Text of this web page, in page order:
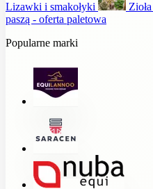
Lizawki i smakołyki
paszą - oferta paletowa
Popularne marki